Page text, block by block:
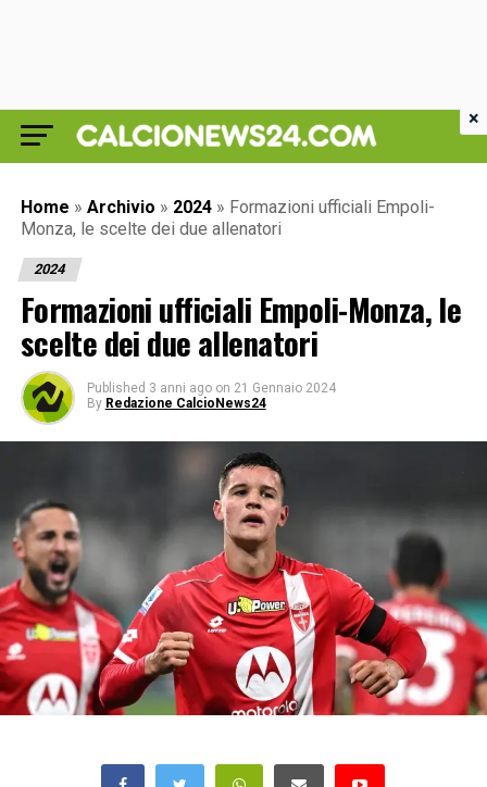
Home » Archivio » 2024 » Formazioni ufficiali Empoli-
Monza, le scelte dei due allenatori
2024
Formazioni ufficiali Empoli-Monza, le
scelte dei due allenatori
Published 3 anni ago on 21 Gennaio 2024
By Redazione CalcioNews24
×